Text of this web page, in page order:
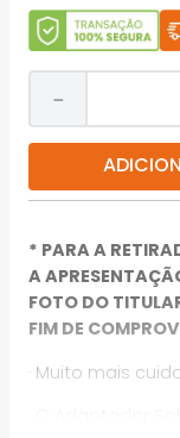
－
* PARA A
A
FOTO DO
FIM DE
· Muito mais